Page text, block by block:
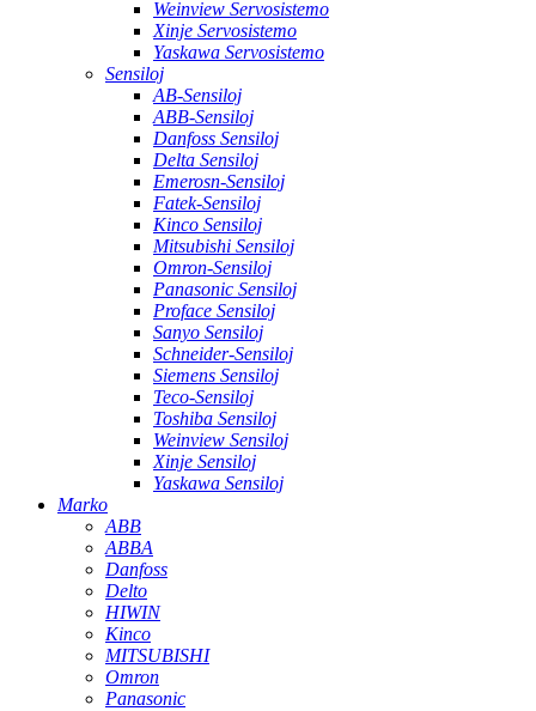
Weinview Servosistemo
Xinje Servosistemo
Yaskawa Servosistemo
Sensiloj
AB-Sensiloj
ABB-Sensiloj
Danfoss Sensiloj
Delta Sensiloj
Emerosn-Sensiloj
Fatek-Sensiloj
Kinco Sensiloj
Mitsubishi Sensiloj
Omron-Sensiloj
Panasonic Sensiloj
Proface Sensiloj
Sanyo Sensiloj
Schneider-Sensiloj
Siemens Sensiloj
Teco-Sensiloj
Toshiba Sensiloj
Weinview Sensiloj
Xinje Sensiloj
Yaskawa Sensiloj
Marko
ABB
ABBA
Danfoss
Delto
HIWIN
Kinco
MITSUBISHI
Omron
Panasonic